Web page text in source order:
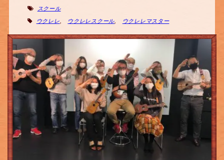
スクール
ウクレレ ウクレレスクール, ウクレレマスター